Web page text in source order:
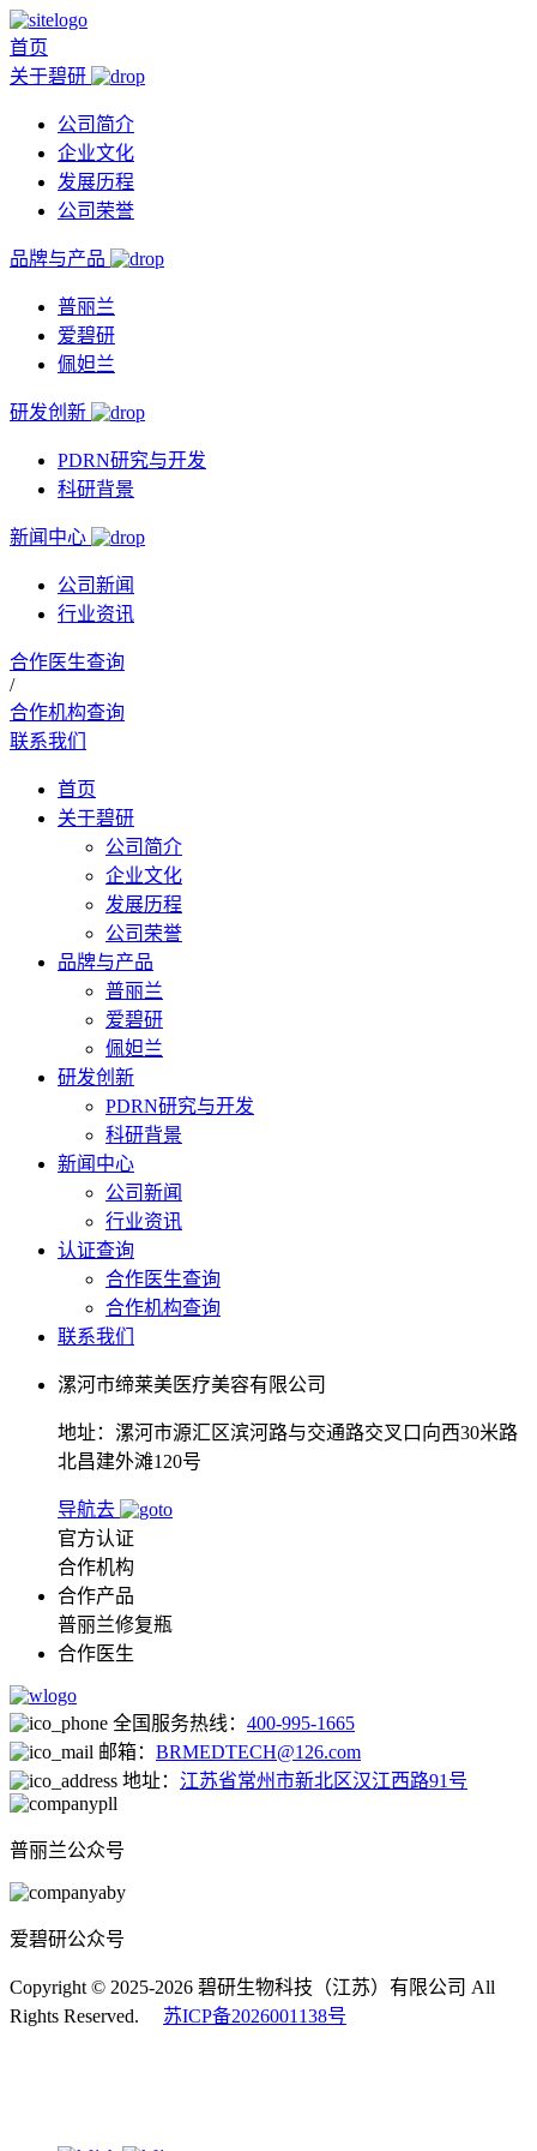
首页
关于碧研
公司简介
企业文化
发展历程
公司荣誉
品牌与产品
普丽兰
爱碧研
佩妲兰
研发创新
PDRN研究与开发
科研背景
新闻中心
公司新闻
行业资讯
合作医生查询
/
合作机构查询
联系我们
首页
关于碧研
公司简介
企业文化
发展历程
公司荣誉
品牌与产品
普丽兰
爱碧研
佩妲兰
研发创新
PDRN研究与开发
科研背景
新闻中心
公司新闻
行业资讯
认证查询
合作医生查询
合作机构查询
联系我们
漯河市缔莱美医疗美容有限公司
地址：漯河市源汇区滨河路与交通路交叉口向西30米路
北昌建外滩120号
导航去
官方认证
合作机构
合作产品
普丽兰修复瓶
合作医生
全国服务热线： 400-995-1665
邮箱： BRMEDTECH@126.com
地址： 江苏省常州市新北区汉江西路91号
普丽兰公众号
爱碧研公众号
Copyright © 2025-2026 碧研生物科技（江苏）有限公司 All
Rights Reserved. 苏ICP备2026001138号